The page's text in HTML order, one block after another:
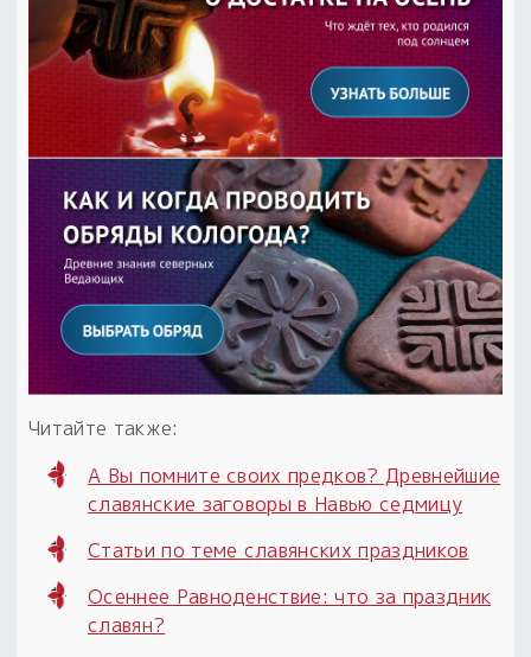
Читайте также:
А Вы помните своих предков? Древнейшие
славянские заговоры в Навью седмицу
Статьи по теме славянских праздников
Осеннее Равноденствие: что за праздник
славян?